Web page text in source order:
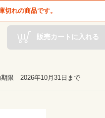
切れの商品です。
販売カートに入れる
期限 2026年10月31日まで